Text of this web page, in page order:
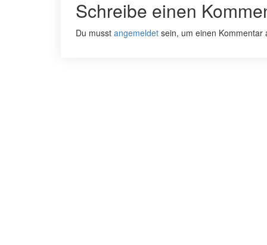
Schreibe einen
Du musst angemeldet sein, um einen Kommentar